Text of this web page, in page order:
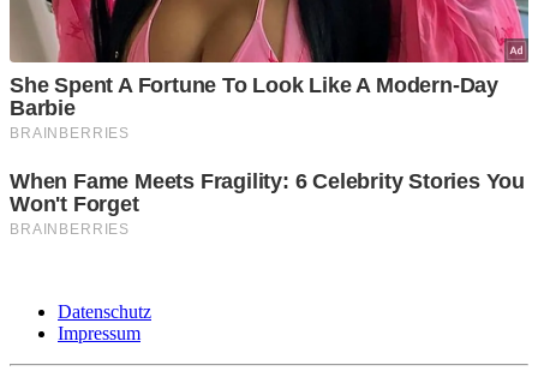
Datenschutz
Impressum